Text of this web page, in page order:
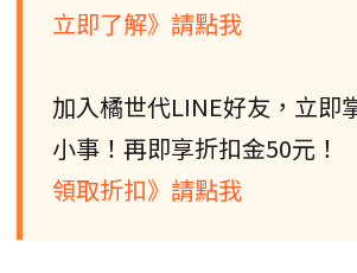
立即了解》請點我
加入橘世代LINE好友，立即
小事！再即享折扣金50元！
領取折扣》請點我